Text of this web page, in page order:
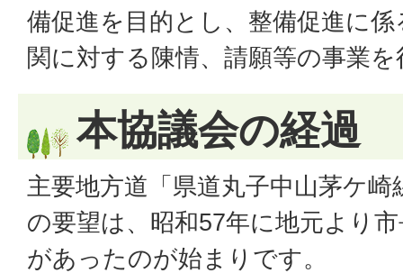
備促進を目的とし、整備促進に
関に対する陳情、請願等の事業
本協議会の経過
主要地方道「県道丸子中山茅ケ
の要望は、昭和57年に地元より
があったのが始まりです。